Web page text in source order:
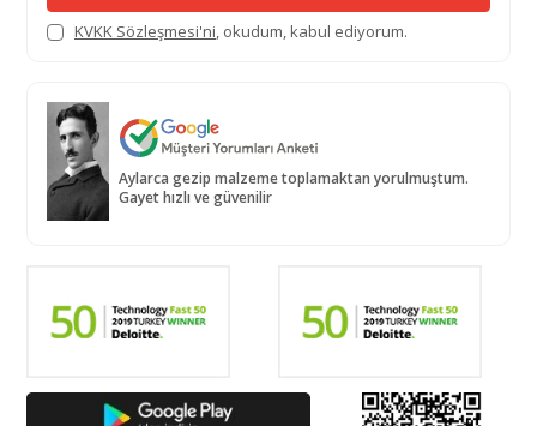
KVKK Sözleşmesi'ni, okudum, kabul ediyorum.
Aylarca gezip malzeme toplamaktan yorulmuştum.
Gayet hızlı ve güvenilir